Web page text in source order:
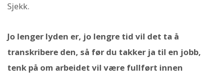
Sjekk.
Jo lenger lyden er, jo lengre tid vil det ta å
transkribere den, så før du takker ja til en jobb,
tenk på om arbeidet vil være fullført innen